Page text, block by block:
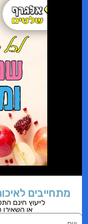
מתחייבים
לייעוץ חינם
או השאירו